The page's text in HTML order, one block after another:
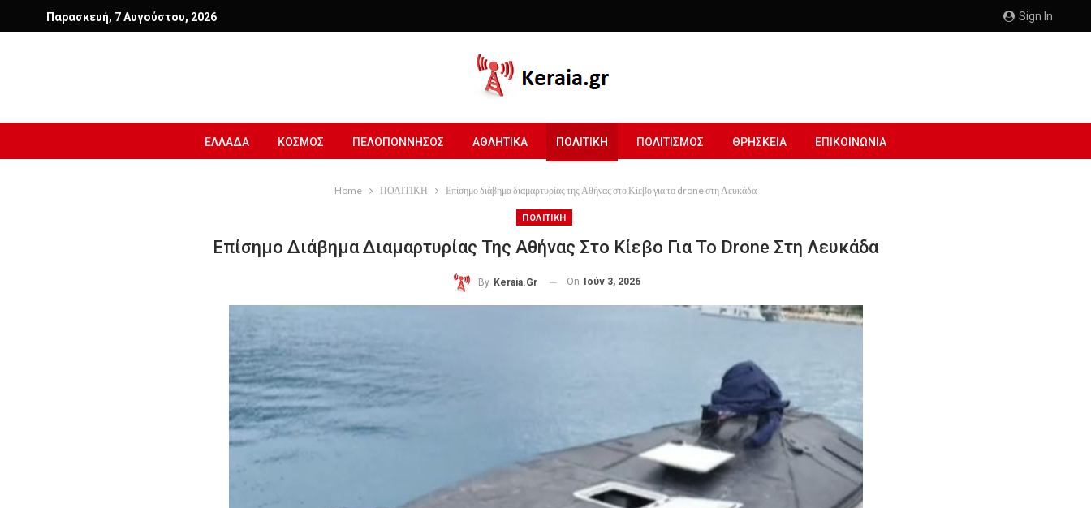
Sign In
Παρασκευή, 7 Αυγούστου, 2026
ΕΛΛΑΔΑ ΚΟΣΜΟΣ ΠΕΛΟΠΟΝΝΗΣΟΣ ΑΘΛΗΤΙΚΑ ΠΟΛΙΤΙΚΗ ΠΟΛΙΤΙΣΜΟΣ ΘΡΗΣΚΕΙΑ ΕΠΙΚΟΙΝΩΝΙΑ
Home ΠΟΛΙΤΙΚΗ Επίσημο διάβημα διαμαρτυρίας της Αθήνας στο Κίεβο για το drone στη Λευκάδα
ΠΟΛΙΤΙΚΗ
Επίσημο Διάβημα Διαμαρτυρίας Της Αθήνας Στο Κίεβο Για Το Drone Στη Λευκάδα
By Keraia.gr On Ιούν 3, 2026